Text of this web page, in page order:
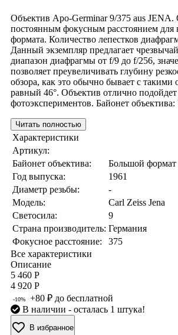
Объектив Apo-Germinar 9/375 aus JENA.
постоянным фокусным расстоянием для
формата. Количество лепестков
Данный экземпляр предлагает
диапазон диафрагмы от f/9 до f/256,
позволяет преувеличивать глубину
обзора, как это обычно бывает с такими
равный 46°. Объектив отлично
фотоэкспериментов. Байонет объектива:
Читать полностью
Характеристики
Артикул:
Байонет объектива:
Большой формат
Год выпуска:
1961
Диаметр резьбы:
-
Модель:
Carl Zeiss Jena
Светосила:
9
Страна производитель: Германия
Фокусное расстояние:
375
Все характеристики
Описание
5 460 Р
4 920 Р
-10%
+80 ₽ до бесплатной
В наличии - осталась 1 штука!
В избранное